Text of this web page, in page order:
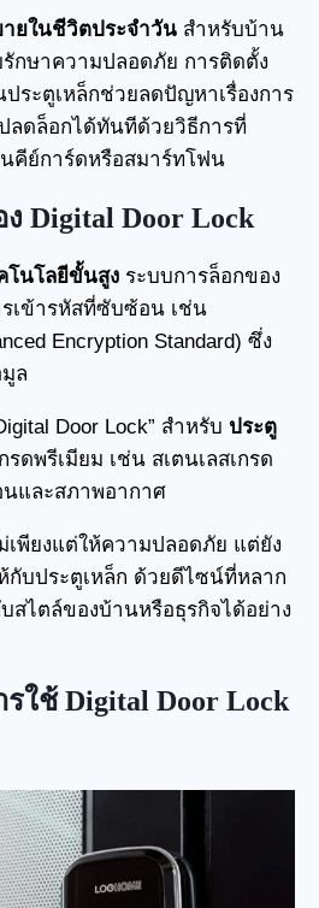
ยในชีวิตประจำวัน สำหรับบ้าน
กษาความปลอดภัย การติดตั้ง
ประตูเหล็กช่วยลดปัญหาเรื่องการ
ลดล็อกได้ทันทีด้วยวิธีการที่
คีย์การ์ดหรือสมาร์ทโฟน
Digital Door Lock
โนโลยีขั้นสูง ระบบการล็อกของ
เข้ารหัสที่ซับซ้อน เช่น
Encryption Standard) ซึ่ง
ล
Door Lock” สำหรับ ประตู
ดพรีเมียม เช่น สเตนเลสเกรด
และสภาพอากาศ
เพียงแต่ให้ความปลอดภัย แต่ยัง
กับประตูเหล็ก ด้วยดีไซน์ที่หลาก
สไตล์ของบ้านหรือธุรกิจได้อย่าง
ใช้ Digital Door Lock